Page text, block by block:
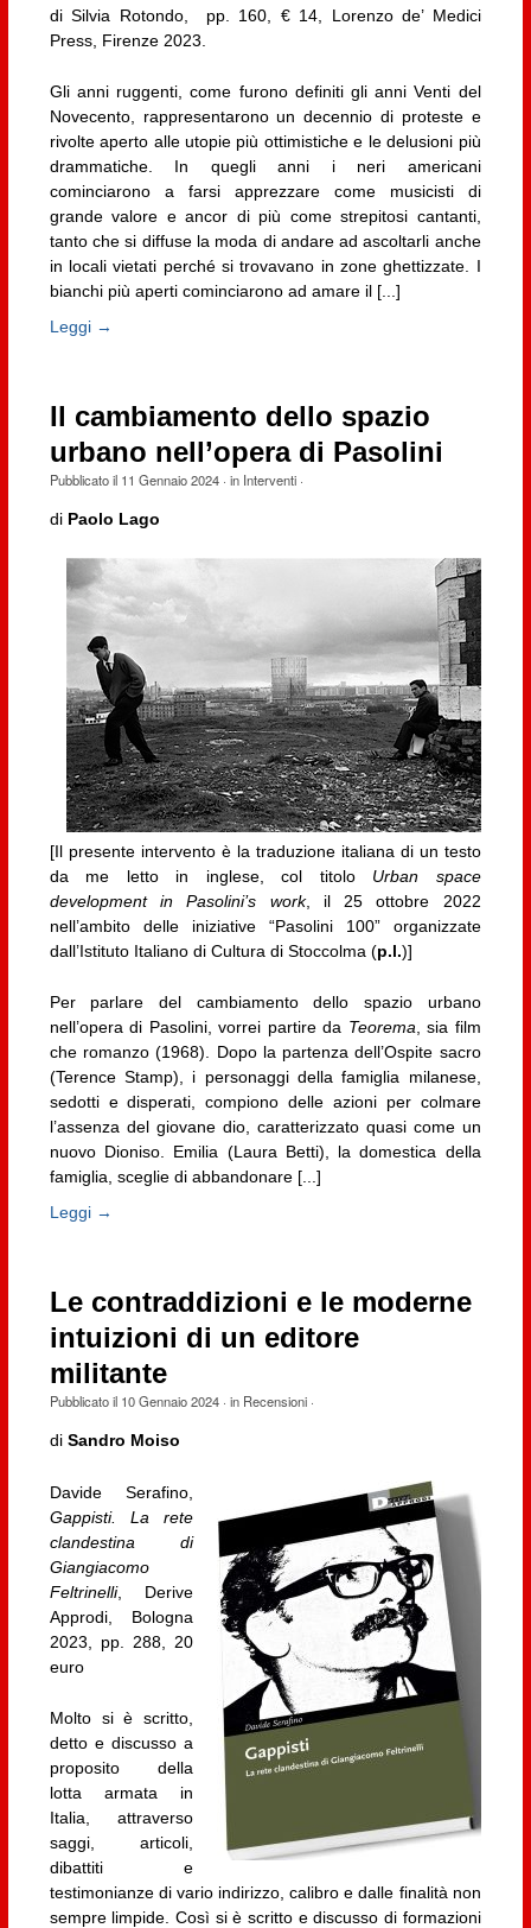
di Silvia Rotondo, pp. 160, € 14, Lorenzo de’ Medici
Press, Firenze 2023.
Gli anni ruggenti, come furono definiti gli anni Venti del
Novecento, rappresentarono un decennio di proteste e
rivolte aperto alle utopie più ottimistiche e le delusioni più
drammatiche. In quegli anni i neri americani
cominciarono a farsi apprezzare come musicisti di
grande valore e ancor di più come strepitosi cantanti,
tanto che si diffuse la moda di andare ad ascoltarli anche
in locali vietati perché si trovavano in zone ghettizzate. I
bianchi più aperti cominciarono ad amare il [...]
Leggi →
Il cambiamento dello spazio
urbano nell’opera di Pasolini
Pubblicato il 11 Gennaio 2024· in Interventi·
di Paolo Lago
[Il presente intervento è la traduzione italiana di un testo
da me letto in inglese, col titolo Urban space
development in Pasolini’s work, il 25 ottobre 2022
nell’ambito delle iniziative “Pasolini 100” organizzate
dall’Istituto Italiano di Cultura di Stoccolma (p.l.)]
Per parlare del cambiamento dello spazio urbano
nell’opera di Pasolini, vorrei partire da Teorema, sia film
che romanzo (1968). Dopo la partenza dell’Ospite sacro
(Terence Stamp), i personaggi della famiglia milanese,
sedotti e disperati, compiono delle azioni per colmare
l’assenza del giovane dio, caratterizzato quasi come un
nuovo Dioniso. Emilia (Laura Betti), la domestica della
famiglia, sceglie di abbandonare [...]
Leggi →
Le contraddizioni e le moderne
intuizioni di un editore
militante
Pubblicato il 10 Gennaio 2024· in Recensioni·
di Sandro Moiso
Davide Serafino,
Gappisti. La rete
clandestina di
Giangiacomo
Feltrinelli, Derive
Approdi, Bologna
2023, pp. 288, 20
euro
Molto si è scritto,
detto e discusso a
proposito della
lotta armata in
Italia, attraverso
saggi, articoli,
dibattiti e
testimonianze di vario indirizzo, calibro e dalle finalità non
sempre limpide. Così si è scritto e discusso di formazioni